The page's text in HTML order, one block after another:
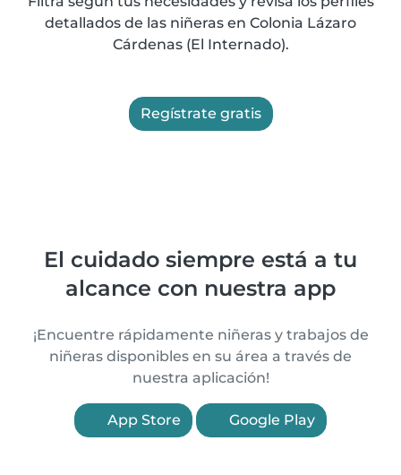
detallados de las niñeras en Colonia Lázaro
Cárdenas (El Internado).
Regístrate gratis
El cuidado siempre está a tu
alcance con nuestra app
¡Encuentre rápidamente niñeras y trabajos de
niñeras disponibles en su área a través de
nuestra aplicación!
App Store Google Play